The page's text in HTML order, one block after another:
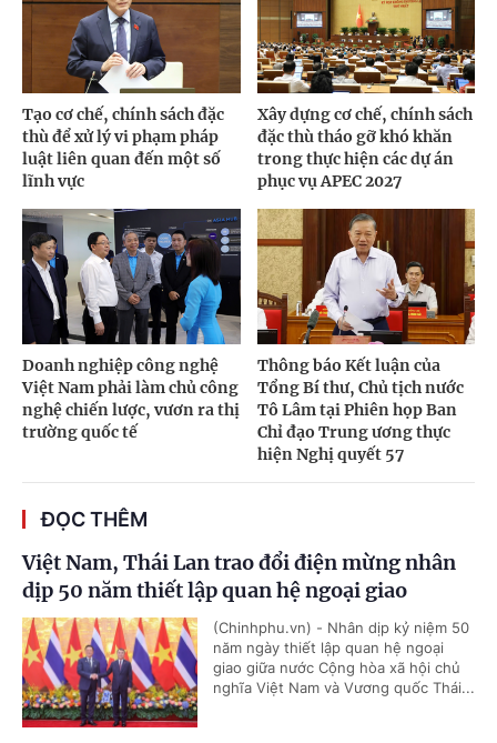
Tạo cơ chế, chính sách đặc
thù để xử lý vi phạm pháp
luật liên quan đến một số
lĩnh vực
Xây dựng cơ chế, chính sách
đặc thù tháo gỡ khó khăn
trong thực hiện các dự án
phục vụ APEC 2027
Doanh nghiệp công nghệ
Việt Nam phải làm chủ công
nghệ chiến lược, vươn ra thị
trường quốc tế
Thông báo Kết luận của
Tổng Bí thư, Chủ tịch nước
Tô Lâm tại Phiên họp Ban
Chỉ đạo Trung ương thực
hiện Nghị quyết 57
ĐỌC THÊM
Việt Nam, Thái Lan trao đổi điện mừng nhân
dịp 50 năm thiết lập quan hệ ngoại giao
(Chinhphu.vn) - Nhân dịp kỷ niệm 50
năm ngày thiết lập quan hệ ngoại
giao giữa nước Cộng hòa xã hội chủ
nghĩa Việt Nam và Vương quốc Thái...